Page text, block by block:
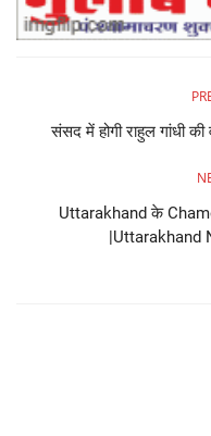
संसद में होगी राहुल गांधी
Uttarakhand के
|Uttarakhand